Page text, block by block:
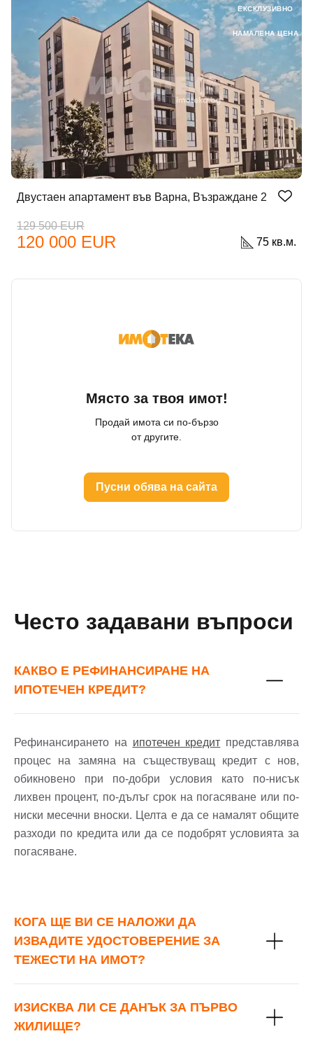
Двустаен апартамент във Варна, Възраждане 2
129 500 EUR
120 000 EUR 75 кв.м.
ЕКСКЛУЗИВНО
НАМАЛЕНА ЦЕНА
Място за твоя имот!
Продай имота си по-бързо
от другите.
Пусни обява на сайта
Често задавани въпроси
КАКВО Е РЕФИНАНСИРАНЕ НА
ИПОТЕЧЕН КРЕДИТ?
Рефинансирането на ипотечен кредит представлява
процес на замяна на съществуващ кредит с нов,
обикновено при по-добри условия като по-нисък
лихвен процент, по-дълъг срок на погасяване или по-
ниски месечни вноски. Целта е да се намалят общите
разходи по кредита или да се подобрят условията за
погасяване.
КОГА ЩЕ ВИ СЕ НАЛОЖИ ДА
ИЗВАДИТЕ УДОСТОВЕРЕНИЕ ЗА
ТЕЖЕСТИ НА ИМОТ?
ИЗИСКВА ЛИ СЕ ДАНЪК ЗА ПЪРВО
ЖИЛИЩЕ?